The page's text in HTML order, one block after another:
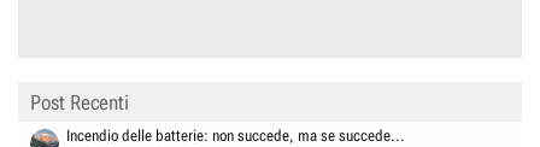
Post Recenti
Incendio delle batterie: non succede, ma se succede...